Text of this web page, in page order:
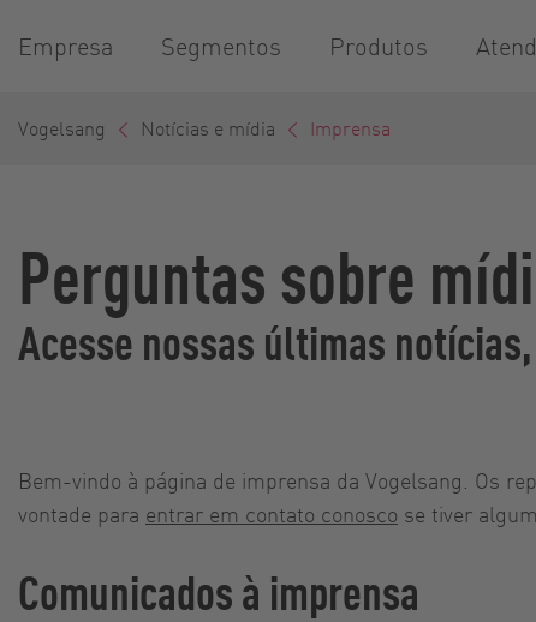
Empresa Segmentos Produtos
Vogelsang Notícias e mídia Imprensa
Perguntas sobre
Acesse nossas últimas
Bem-vindo à página de imprensa da Vogelsang. Os
vontade para entrar em contato conosco se tiver
Comunicados à imprensa